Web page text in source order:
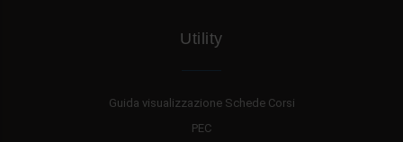
Utility
Guida visualizzazione Schede Corsi
PEC